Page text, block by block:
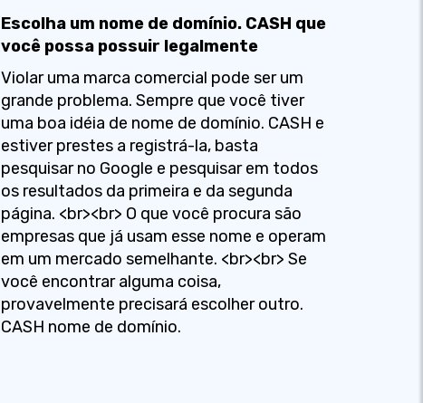
Escolha um nome de domínio. CASH que
você possa possuir legalmente
Violar uma marca comercial pode ser um
grande problema. Sempre que você tiver
uma boa idéia de nome de domínio. CASH e
estiver prestes a registrá-la, basta
pesquisar no Google e pesquisar em todos
os resultados da primeira e da segunda
página. <br><br> O que você procura são
empresas que já usam esse nome e operam
em um mercado semelhante. <br><br> Se
você encontrar alguma coisa,
provavelmente precisará escolher outro.
CASH nome de domínio.